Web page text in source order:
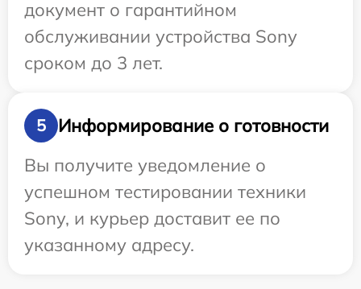
документ о гарантийном
обслуживании устройства Sony
сроком до 3 лет.
5
Информирование о готовности
Вы получите уведомление о
успешном тестировании техники
Sony, и курьер доставит ее по
указанному адресу.